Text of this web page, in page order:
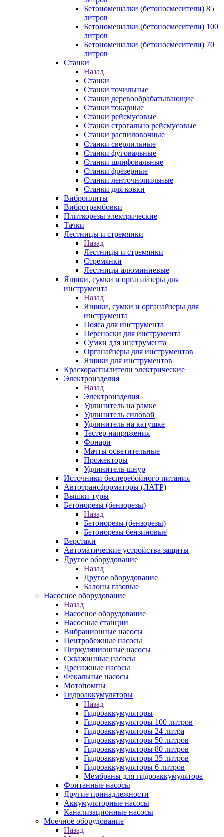
Бетономешалки (бетоносмесители) 85
литров
Бетономешалки (бетоносмесители) 100
литров
Бетономешалки (бетоносмесители) 70
литров
Станки
Назад
Станки
Станки точильные
Станки деревообрабатывающие
Станки токарные
Станки рейсмусовые
Станки строгально рейсмусовые
Станки распиловочные
Станки сверлильные
Станки фуговальные
Станки шлифовальные
Станки фрезерные
Станки ленточнопильные
Станки для ковки
Виброплиты
Вибротрамбовки
Плиткорезы электрические
Тачки
Лестницы и стремянки
Назад
Лестницы и стремянки
Стремянки
Лестницы алюминиевые
Ящики, сумки и органайзеры для
инструмента
Назад
Ящики, сумки и органайзеры для
инструмента
Пояса для инструмента
Переноски для инструмента
Сумки для инструмента
Органайзеры для инструментов
Ящики для инструментов
Краскораспылители электрические
Электроизделия
Назад
Электроизделия
Удлинитель на рамке
Удлинитель силовой
Удлинитель на катушке
Тестер напряжения
Фонари
Мачты осветительные
Прожекторы
Удлинитель-шнур
Источники бесперебойного питания
Автотрансформаторы (ЛАТР)
Вышки-туры
Бетонорезы (бензорезы)
Назад
Бетонорезы (бензорезы)
Бетонорезы бензиновые
Верстаки
Автоматические устройства защиты
Другое оборудование
Назад
Другое оборудование
Балоны газовые
Насосное оборудование
Назад
Насосное оборудование
Насосные станции
Вибрационные насосы
Центробежные насосы
Циркуляционные насосы
Скважинные насосы
Дренажные насосы
Фекальные насосы
Мотопомпы
Гидроаккумуляторы
Назад
Гидроаккумуляторы
Гидроаккумуляторы 100 литров
Гидроаккумуляторы 24 литра
Гидроаккумуляторы 50 литров
Гидроаккумуляторы 80 литров
Гидроаккумуляторы 35 литров
Гидроаккумуляторы 6 литров
Мембраны для гидроаккумулятора
Фонтанные насосы
Другие принадлежности
Аккумуляторные насосы
Канализационные насосы
Моечное оборудование
Назад